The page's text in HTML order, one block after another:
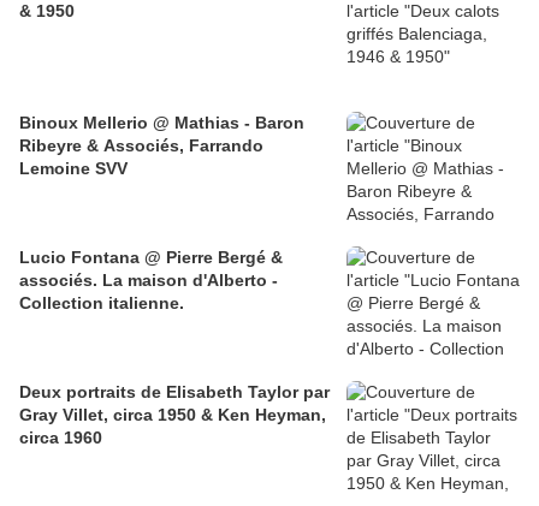
& 1950
Binoux Mellerio @ Mathias - Baron
Ribeyre & Associés, Farrando
Lemoine SVV
Lucio Fontana @ Pierre Bergé &
associés. La maison d'Alberto -
Collection italienne.
Deux portraits de Elisabeth Taylor par
Gray Villet, circa 1950 & Ken Heyman,
circa 1960